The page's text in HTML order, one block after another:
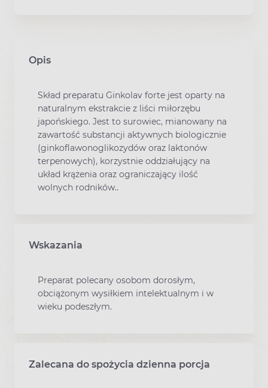
Opis
Skład preparatu Ginkolav forte jest oparty na
naturalnym ekstrakcie z liści miłorzębu
japońskiego. Jest to surowiec, mianowany na
zawartość substancji aktywnych biologicznie
(ginkoflawonoglikozydów oraz laktonów
terpenowych), korzystnie oddziałujący na
układ krążenia oraz ograniczający ilość
wolnych rodników..
Wskazania
Preparat polecany osobom dorosłym,
obciążonym wysiłkiem intelektualnym i w
wieku podeszłym.
Zalecana do spożycia dzienna porcja